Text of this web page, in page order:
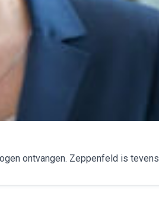
ontvangen. Zeppenfeld is